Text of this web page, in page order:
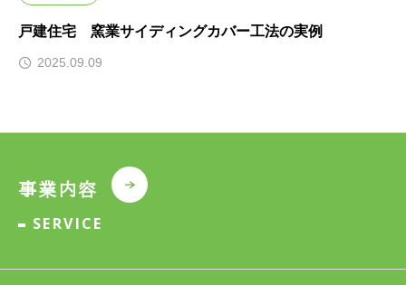
戸建住宅 窯業サイディングカバー工法の実例
2025.09.09
事業内容
SERVICE